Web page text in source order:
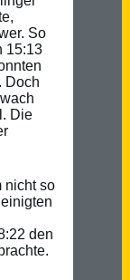
So
15:13
Doch
Die
nicht so
den